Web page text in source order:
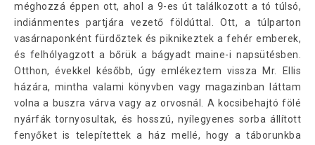
méghozzá éppen ott, ahol a 9-es út találkozott a tó túlsó,
indiánmentes partjára vezető földúttal. Ott, a túlparton
vasárnaponként fürdőztek és piknikeztek a fehér emberek,
és felhólyagzott a bőrük a bágyadt maine-i napsütésben.
Otthon, évekkel később, úgy emlékeztem vissza Mr. Ellis
házára, mintha valami könyvben vagy magazinban láttam
volna a buszra várva vagy az orvosnál. A kocsibehajtó fölé
nyárfák tornyosultak, és hosszú, nyílegyenes sorba állított
fenyőket is telepítettek a ház mellé, hogy a táborunkba